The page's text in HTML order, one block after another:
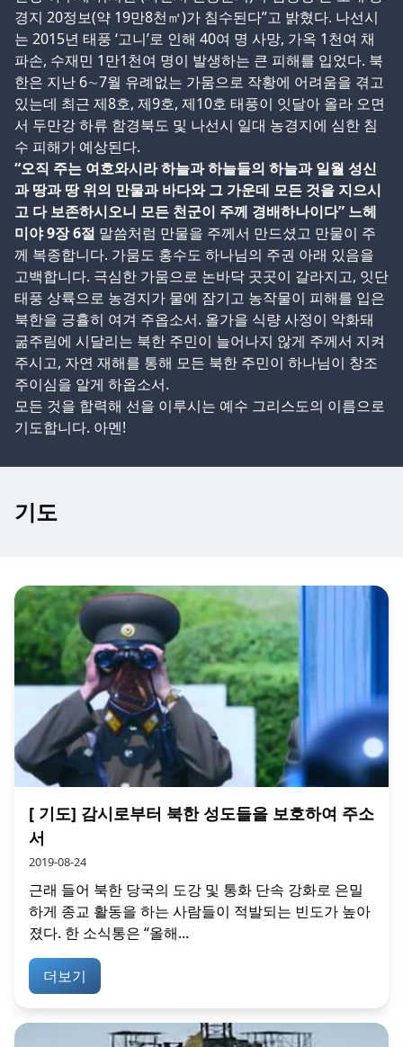
경지 20정보(약 19만8천㎡)가 침수된다”고 밝혔다. 나선시
는 2015년 태풍 ‘고니’로 인해 40여 명 사망, 가옥 1천여 채
파손, 수재민 1만1천여 명이 발생하는 큰 피해를 입었다. 북
한은 지난 6∼7월 유례없는 가뭄으로 작황에 어려움을 겪고
있는데 최근 제8호, 제9호, 제10호 태풍이 잇달아 올라 오면
서 두만강 하류 함경북도 및 나선시 일대 농경지에 심한 침
수 피해가 예상된다.
“오직 주는 여호와시라 하늘과 하늘들의 하늘과 일월 성신
과 땅과 땅 위의 만물과 바다와 그 가운데 모든 것을 지으시
고 다 보존하시오니 모든 천군이 주께 경배하나이다” 느헤
미야 9장 6절 말씀처럼 만물을 주께서 만드셨고 만물이 주
께 복종합니다. 가뭄도 홍수도 하나님의 주권 아래 있음을
고백합니다. 극심한 가뭄으로 논바닥 곳곳이 갈라지고, 잇단
태풍 상륙으로 농경지가 물에 잠기고 농작물이 피해를 입은
북한을 긍휼히 여겨 주옵소서. 올가을 식량 사정이 악화돼
굶주림에 시달리는 북한 주민이 늘어나지 않게 주께서 지켜
주시고, 자연 재해를 통해 모든 북한 주민이 하나님이 창조
주이심을 알게 하옵소서.
모든 것을 합력해 선을 이루시는 예수 그리스도의 이름으로
기도합니다. 아멘!
기도
[ 기도] 감시로부터 북한 성도들을 보호하여 주소
서
2019-08-24
근래 들어 북한 당국의 도강 및 통화 단속 강화로 은밀
하게 종교 활동을 하는 사람들이 적발되는 빈도가 높아
졌다. 한 소식통은 “올해...
더보기